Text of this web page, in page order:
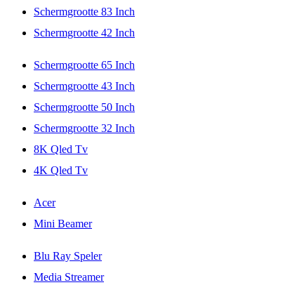
Schermgrootte 83 Inch
Schermgrootte 42 Inch
Schermgrootte 65 Inch
Schermgrootte 43 Inch
Schermgrootte 50 Inch
Schermgrootte 32 Inch
8K Qled Tv
4K Qled Tv
Acer
Mini Beamer
Blu Ray Speler
Media Streamer